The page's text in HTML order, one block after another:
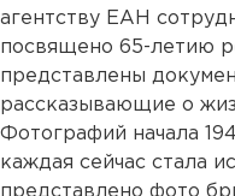
агентству ЕАН
посвящено 65-летию
представлены
рассказывающие о
Фотографий начала
каждая сейчас стала
представлено фото